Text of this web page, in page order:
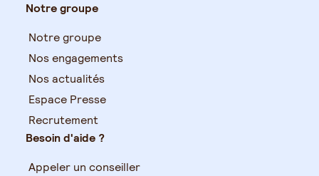
Notre groupe
Notre groupe
Nos engagements
Nos actualités
Espace Presse
Recrutement
Besoin d'aide ?
Appeler un conseiller